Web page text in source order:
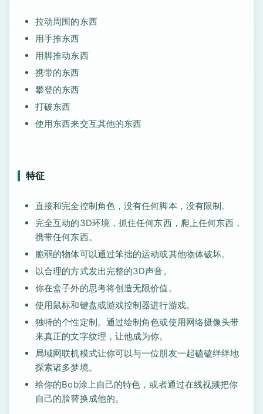
拉动周围的东西
用手推东西
用脚推动东西
携带的东西
攀登的东西
打破东西
使用东西来交互其他的东西
特征
直接和完全控制角色，没有任何脚本，没有限制。
完全互动的3D环境，抓住任何东西，爬上任何东西，
携带任何东西。
脆弱的物体可以通过笨拙的运动或其他物体破坏。
以合理的方式发出完整的3D声音。
你在盒子外的思考将创造无限价值。
使用鼠标和键盘或游戏控制器进行游戏。
独特的个性定制。通过绘制角色或使用网络摄像头带
来真正的文字纹理，让他成为你。
局域网联机模式让你可以与一位朋友一起磕磕绊绊地
探索诸多梦境。
给你的Bob涂上自己的特色，或者通过在线视频把你
自己的脸替换成他的。